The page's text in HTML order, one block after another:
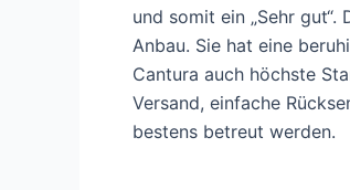
und somit ein „Sehr
Anbau. Sie hat eine
Cantura auch höchste
Versand, einfache
bestens betreut werden.